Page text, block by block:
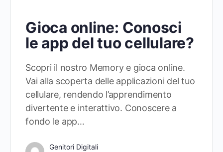
Gioca online: Conosci
le app del tuo cellulare?
Scopri il nostro Memory e gioca online.
Vai alla scoperta delle applicazioni del tuo
cellulare, rendendo l’apprendimento
divertente e interattivo. Conoscere a
fondo le app…
Genitori Digitali